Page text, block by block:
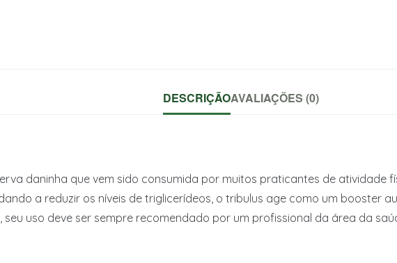
DESCRIÇÃOAVALIAÇÕES (0)
daninha que vem sido consumida por muitos praticantes de atividade
a reduzir os níveis de triglicerídeos, o tribulus age como um booster
uso deve ser sempre recomendado por um profissional da área da